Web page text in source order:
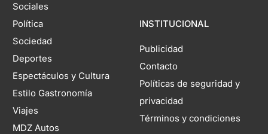
Sociales
Política
Sociedad
Deportes
Espectáculos y Cultura
Estilo Gastronomía
Viajes
MDZ Autos
INSTITUCIONAL
Publicidad
Contacto
Políticas de seguridad y
privacidad
Términos y condiciones